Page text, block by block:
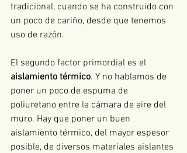
tradicional, cuando se ha construido con
un poco de cariño, desde que tenemos
uso de razón.
El segundo factor primordial es el
aislamiento térmico. Y no hablamos de
poner un poco de espuma de
poliuretano entre la cámara de aire del
muro. Hay que poner un buen
aislamiento térmico, del mayor espesor
posible, de diversos materiales aislantes